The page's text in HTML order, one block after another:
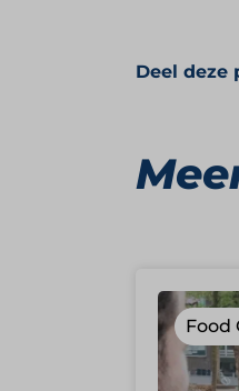
Deel deze
Food